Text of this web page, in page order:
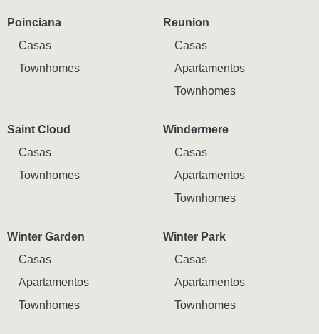
Poinciana
Casas
Townhomes
Reunion
Casas
Apartamentos
Townhomes
Saint Cloud
Casas
Townhomes
Windermere
Casas
Apartamentos
Townhomes
Winter Garden
Casas
Apartamentos
Townhomes
Winter Park
Casas
Apartamentos
Townhomes